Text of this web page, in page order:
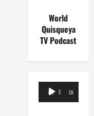
World
Quisqueya
TV Podcast
Reproductor
de
00:00 00:00